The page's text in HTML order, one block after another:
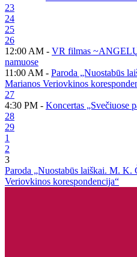
23
24
25
26
12:00 AM - VR filmas
namuose
11:00 AM - Paroda „Nuostabūs
Marianos Veriovkinos
27
4:30 PM - Koncertas „Svečiuose
28
29
1
2
3
Paroda „Nuostabūs laiškai. M.
Veriovkinos korespondencija“